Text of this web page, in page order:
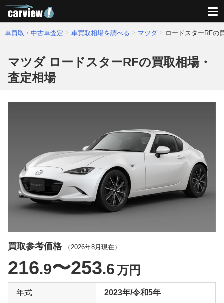
車買取・中古車査定 車買取相場を調べる マツダ ロードスターRFの
マツダ ロードスターRFの買取相場・
査定相場
買取参考価格 （ 2026年8月 現在）
216.9〜253.6万円
年式 2023年/令和5年